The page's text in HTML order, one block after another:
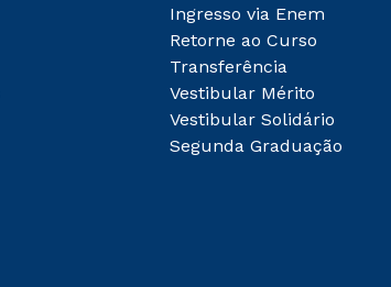
Ingresso via Enem
Retorne ao Curso
Transferência
Vestibular Mérito
Vestibular Solidário
Segunda Graduação